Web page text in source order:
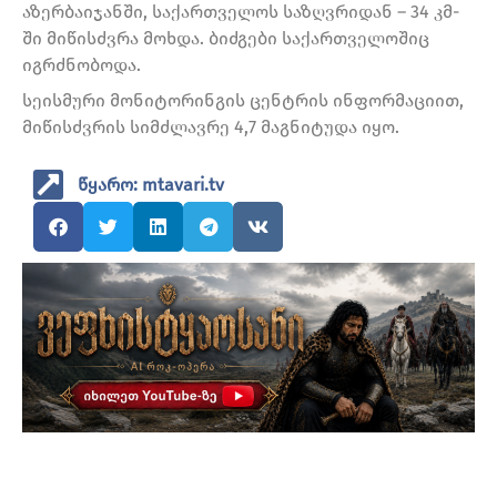
აზერბაიჯანში, საქართველოს საზღვრიდან – 34 კმ-
ში მიწისძვრა მოხდა. ბიძგები საქართველოშიც
იგრძნობოდა.
სეისმური მონიტორინგის ცენტრის ინფორმაციით,
მიწისძვრის სიმძლავრე 4,7 მაგნიტუდა იყო.
წყარო: mtavari.tv